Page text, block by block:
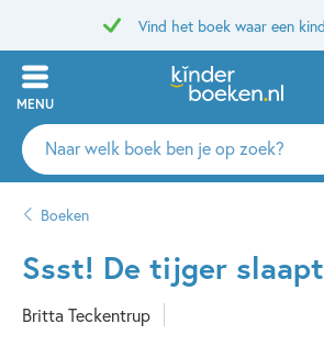
Vind het boek waar een
MENU
Zoeken
naar
auteurs
uitgevers
Boeken
Ssst! De tijger slaapt
Britta Teckentrup